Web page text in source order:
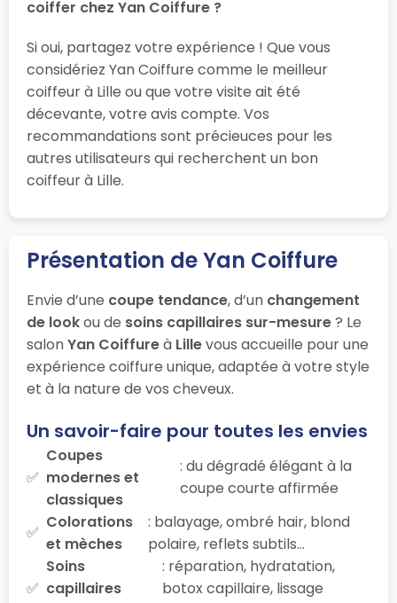
coiffer chez Yan Coiffure ?
Si oui, partagez votre expérience ! Que vous
considériez Yan Coiffure comme le meilleur
coiffeur à Lille ou que votre visite ait été
décevante, votre avis compte. Vos
recommandations sont précieuces pour les
autres utilisateurs qui recherchent un bon
coiffeur à Lille.
Présentation de Yan Coiffure
Envie d’une coupe tendance, d’un changement
de lookou de soins capillaires sur-mesure? Le
salonYan Coiffureà Lillevous accueille pour une
expérience coiffure unique, adaptée à votre style
et à la nature de vos cheveux.
Un savoir-faire pour toutes les envies
Coupes
modernes et
classiques
: du dégradé élégant à la
coupe courte affirmée
Colorations
et mèches
: balayage, ombré hair, blond
polaire, reflets subtils…
Soins
capillaires
: réparation, hydratation,
botox capillaire, lissage